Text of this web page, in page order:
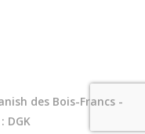
des Bois-Francs -
DGK